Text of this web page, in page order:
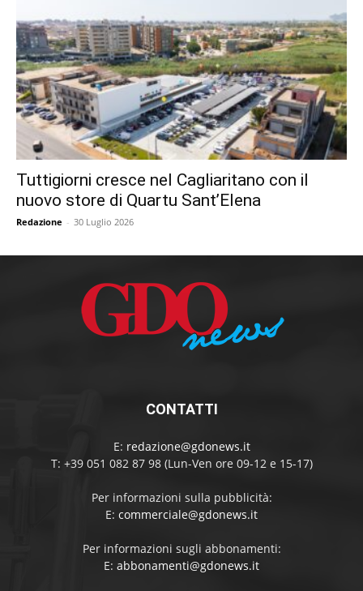
Tuttigiorni cresce nel Cagliaritano con il
nuovo store di Quartu Sant’Elena
Redazione - 30 Luglio 2026
CONTATTI
E: redazione@gdonews.it
T: +39 051 082 87 98 (Lun-Ven ore 09-12 e 15-17)
Per informazioni sulla pubblicità:
E: commerciale@gdonews.it
Per informazioni sugli abbonamenti:
E: abbonamenti@gdonews.it